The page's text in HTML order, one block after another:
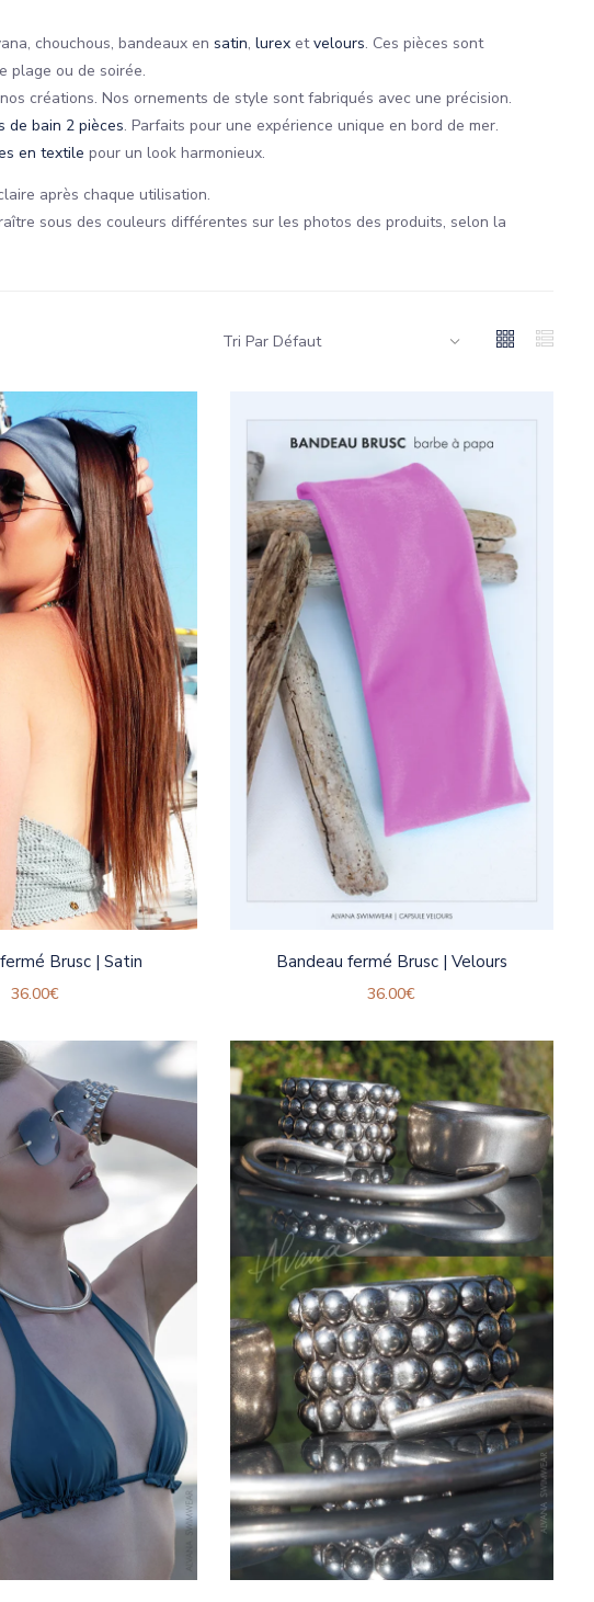
chouchous, bandeaux en satin, lurex etvelours. Ces pièces sont
plage ou de soirée.
créations. Nos ornements de style sont fabriqués avec une précision.
de bain 2 pièces. Parfaits pour une expérience unique en bord de mer.
en textile pour un look harmonieux.
après chaque utilisation.
sous des couleurs différentes sur les photos des produits, selon la
Brusc | Satin
36.00€
Bandeau fermé Brusc | Velours
36.00€